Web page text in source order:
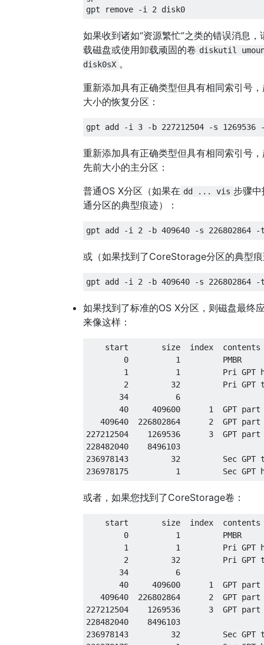
如果收到诸如“资源繁忙”之类的错误消息，
载磁盘或使用卸载顽固的卷 diskutil
disk0sX 。
重新添加具有正确类型但具有相同索引号
大小的恢复分区：
重新添加具有正确类型但具有相同索引号
先前大小的主分区：
普通OS X分区（如果在 dd ... vis 步骤
通分区的典型痕迹）：
或（如果找到了CoreStorage分区的典型
如果找到了标准的OS X分区，则磁盘最终
来像这样：
    start       size  index  contents
        0          1         PMBR
1          1         Pri GPT
2         32         Pri GPT
       34          6
40     409600      1  GPT
409640  226802864      2  GPT
227212504    1269536      3  GPT
228482040    8496103
236978143         32         Sec GPT
或者，如果您找到了CoreStorage卷：
    start       size  index  contents
        0          1         PMBR
1          1         Pri GPT
2         32         Pri GPT
       34          6
40     409600      1  GPT
409640  226802864      2  GPT
227212504    1269536      3  GPT
228482040    8496103
236978143         32         Sec GPT